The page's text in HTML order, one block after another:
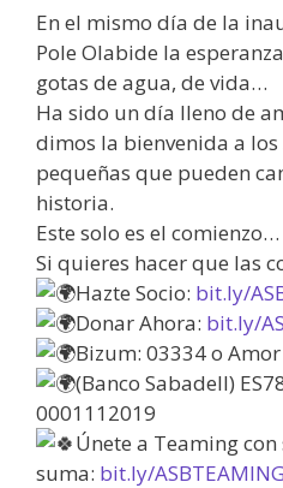
En el mismo día de la
Pole Olabide la
gotas de agua, de vida…
Ha sido un día lleno de
dimos la bienvenida a
pequeñas que pueden
historia.
Este solo es el comienzo…
Si quieres hacer que las
Hazte Socio: bit.ly/
Donar Ahora: bit.ly/
Bizum: 03334 o
(Banco Sabadell)
0001112019
Únete a Teaming
suma: bit.ly/